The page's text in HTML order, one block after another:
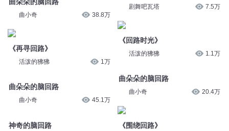
曲小奇 38.8万
《再寻回路》
活泼的狒狒 1万
曲朵朵的脑回路
曲小奇 45.1万
神奇的脑回路
剧舞吧瓦塔 7.5万
《回路时光》
活泼的狒狒 1.1万
曲朵朵的脑回路
曲小奇 20.4万
《围绕回路》